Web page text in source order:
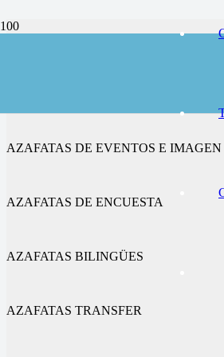
AZAFATAS DE EVENTOS E IMAGEN
AZAFATAS DE ENCUESTA
AZAFATAS BILINGÜES
AZAFATAS TRANSFER